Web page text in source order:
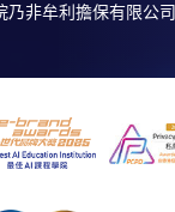
乃非牟利擔保有限公司